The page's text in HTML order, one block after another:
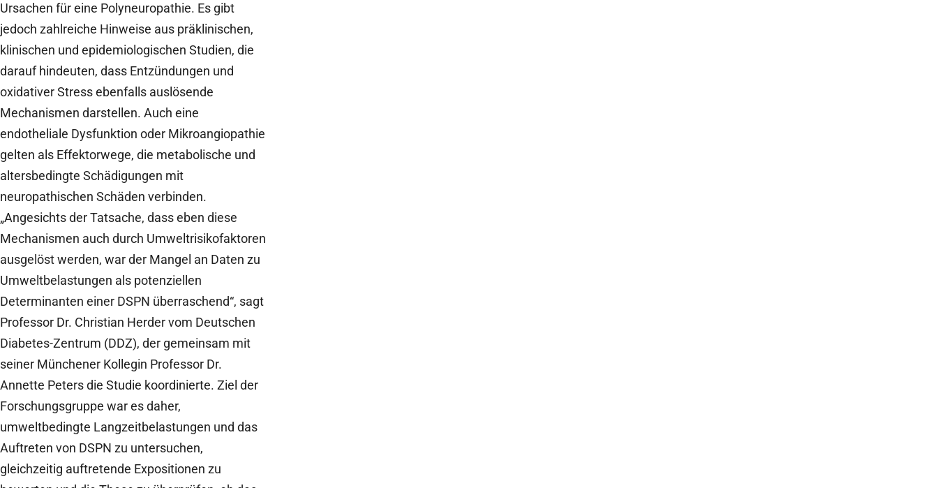
Ursachen für eine Polyneuropathie. Es gibt
jedoch zahlreiche Hinweise aus präklinischen,
klinischen und epidemiologischen Studien, die
darauf hindeuten, dass Entzündungen und
oxidativer Stress ebenfalls auslösende
Mechanismen darstellen. Auch eine
endotheliale Dysfunktion oder Mikroangiopathie
gelten als Effektorwege, die metabolische und
altersbedingte Schädigungen mit
neuropathischen Schäden verbinden.
„Angesichts der Tatsache, dass eben diese
Mechanismen auch durch Umweltrisikofaktoren
ausgelöst werden, war der Mangel an Daten zu
Umweltbelastungen als potenziellen
Determinanten einer DSPN überraschend“, sagt
Professor Dr. Christian Herder vom Deutschen
Diabetes-Zentrum (DDZ), der gemeinsam mit
seiner Münchener Kollegin Professor Dr.
Annette Peters die Studie koordinierte. Ziel der
Forschungsgruppe war es daher,
umweltbedingte Langzeitbelastungen und das
Auftreten von DSPN zu untersuchen,
gleichzeitig auftretende Expositionen zu